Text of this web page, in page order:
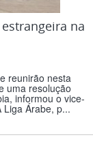
na
reunirão nesta
uma resolução
informou o vice-
Árabe, p...